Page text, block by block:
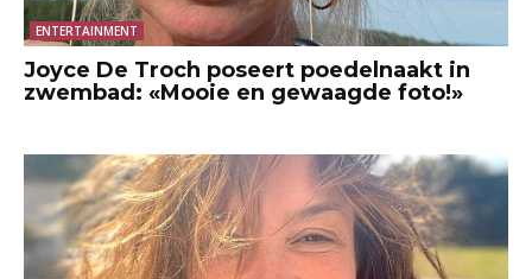
ENTERTAINMENT
Joyce De Troch poseert poedelnaakt in
zwembad: «Mooie en gewaagde foto!»